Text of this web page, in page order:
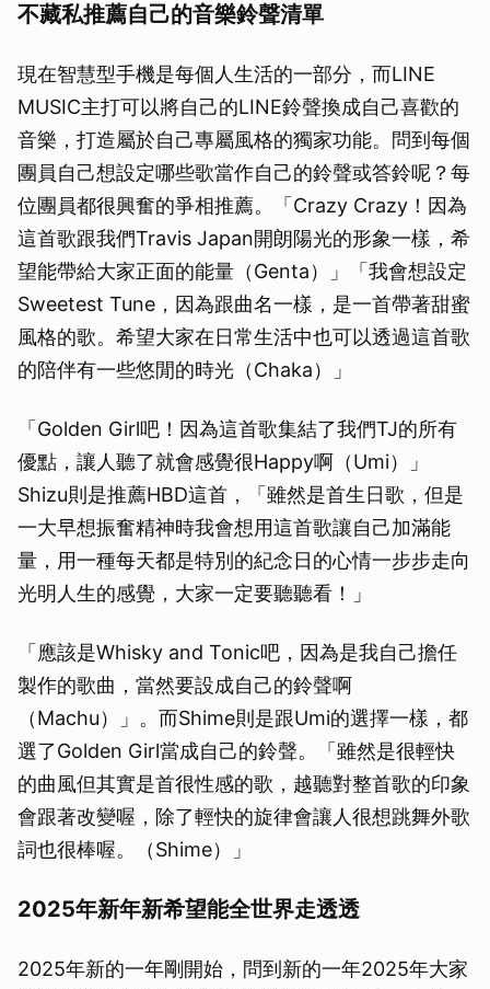
不藏私推薦自己的音樂鈴聲清單
現在智慧型手機是每個人生活的一部分，而LINE
MUSIC主打可以將自己的LINE鈴聲換成自己喜歡的
音樂，打造屬於自己專屬風格的獨家功能。問到每個
團員自己想設定哪些歌當作自己的鈴聲或答鈴呢？每
位團員都很興奮的爭相推薦。「Crazy Crazy！因為
這首歌跟我們Travis Japan開朗陽光的形象一樣，希
望能帶給大家正面的能量（Genta）」「我會想設定
Sweetest Tune，因為跟曲名一樣，是一首帶著甜蜜
風格的歌。希望大家在日常生活中也可以透過這首歌
的陪伴有一些悠閒的時光（Chaka）」
「Golden Girl吧！因為這首歌集結了我們TJ的所有
優點，讓人聽了就會感覺很Happy啊（Umi）」
Shizu則是推薦HBD這首，「雖然是首生日歌，但是
一大早想振奮精神時我會想用這首歌讓自己加滿能
量，用一種每天都是特別的紀念日的心情一步步走向
光明人生的感覺，大家一定要聽聽看！」
「應該是Whisky and Tonic吧，因為是我自己擔任
製作的歌曲，當然要設成自己的鈴聲啊
（Machu）」。而Shime則是跟Umi的選擇一樣，都
選了Golden Girl當成自己的鈴聲。「雖然是很輕快
的曲風但其實是首很性感的歌，越聽對整首歌的印象
會跟著改變喔，除了輕快的旋律會讓人很想跳舞外歌
詞也很棒喔。（Shime）」
2025年新年新希望能全世界走透透
2025年新的一年剛開始，問到新的一年2025年大家